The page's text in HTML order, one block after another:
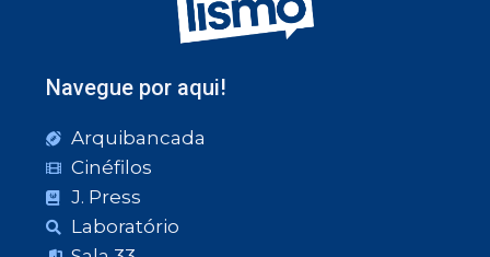
Navegue por aqui!
Arquibancada
Cinéfilos
J. Press
Laboratório